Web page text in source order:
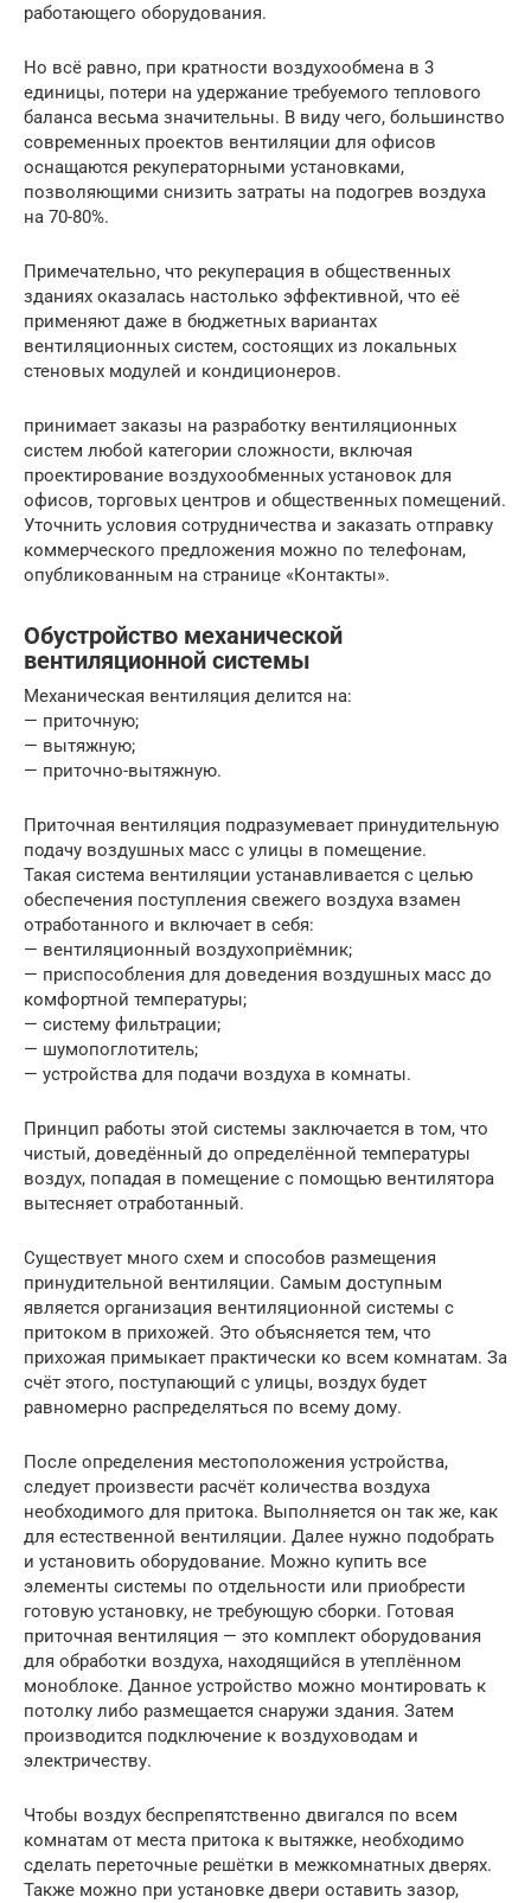
работающего оборудования.
Но всё равно, при кратности воздухообмена в 3
единицы, потери на удержание требуемого теплового
баланса весьма значительны. В виду чего, большинство
современных проектов вентиляции для офисов
оснащаются рекуператорными установками,
позволяющими снизить затраты на подогрев воздуха
на 70-80%.
Примечательно, что рекуперация в общественных
зданиях оказалась настолько эффективной, что её
применяют даже в бюджетных вариантах
вентиляционных систем, состоящих из локальных
стеновых модулей и кондиционеров.
принимает заказы на разработку вентиляционных
систем любой категории сложности, включая
проектирование воздухообменных установок для
офисов, торговых центров и общественных помещений.
Уточнить условия сотрудничества и заказать отправку
коммерческого предложения можно по телефонам,
опубликованным на странице «Контакты».
Обустройство механической
вентиляционной системы
Механическая вентиляция делится на:
— приточную;
— вытяжную;
— приточно-вытяжную.
Приточная вентиляция подразумевает принудительную
подачу воздушных масс с улицы в помещение.
Такая система вентиляции устанавливается с целью
обеспечения поступления свежего воздуха взамен
отработанного и включает в себя:
— вентиляционный воздухоприёмник;
— приспособления для доведения воздушных масс до
комфортной температуры;
— систему фильтрации;
— шумопоглотитель;
— устройства для подачи воздуха в комнаты.
Принцип работы этой системы заключается в том, что
чистый, доведённый до определённой температуры
воздух, попадая в помещение с помощью вентилятора
вытесняет отработанный.
Существует много схем и способов размещения
принудительной вентиляции. Самым доступным
является организация вентиляционной системы с
притоком в прихожей. Это объясняется тем, что
прихожая примыкает практически ко всем комнатам. За
счёт этого, поступающий с улицы, воздух будет
равномерно распределяться по всему дому.
После определения местоположения устройства,
следует произвести расчёт количества воздуха
необходимого для притока. Выполняется он так же, как
для естественной вентиляции. Далее нужно подобрать
и установить оборудование. Можно купить все
элементы системы по отдельности или приобрести
готовую установку, не требующую сборки. Готовая
приточная вентиляция — это комплект оборудования
для обработки воздуха, находящийся в утеплённом
моноблоке. Данное устройство можно монтировать к
потолку либо размещается снаружи здания. Затем
производится подключение к воздуховодам и
электричеству.
Чтобы воздух беспрепятственно двигался по всем
комнатам от места притока к вытяжке, необходимо
сделать переточные решётки в межкомнатных дверях.
Также можно при установке двери оставить зазор,